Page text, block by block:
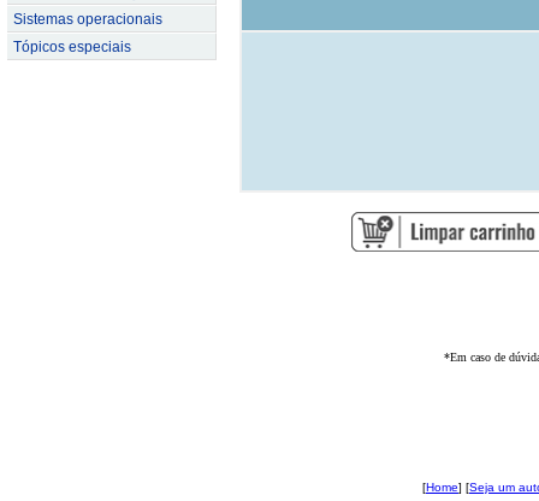
Sistemas operacionais
Tópicos especiais
*Em caso de
[Home] [Seja um